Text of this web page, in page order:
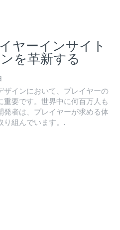
ヤーインサイト
を革新する
ザインにおいて、プレイヤーの
重要です。世界中に何百万人も
発者は、プレイヤーが求める体
り組んでいます。.